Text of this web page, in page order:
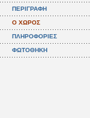
ΠΕΡΙΓΡΑΦΗ
Ο ΧΩΡΟΣ
ΠΛΗΡΟΦΟΡΙΕΣ
ΦΩΤΟΘΗΚΗ